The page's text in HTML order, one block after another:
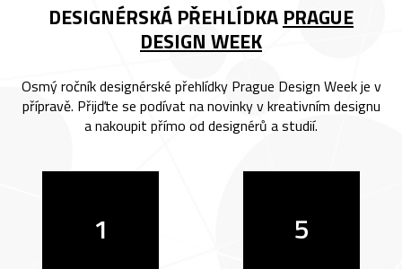
DESIGNÉRSKÁ PŘEHLÍDKA PRAGUE
DESIGN WEEK
Osmý ročník designérské přehlídky Prague Design Week je v
přípravě. Přijďte se podívat na novinky v kreativním designu
a nakoupit přímo od designérů a studií.
1 5